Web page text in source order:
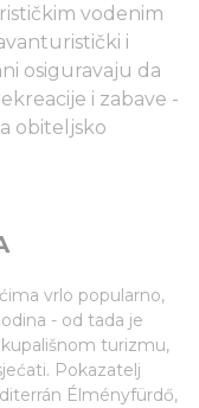
vodenim
i
osiguravaju da
i zabave -
obiteljsko
vrlo popularno,
- od tada je
turizmu,
Pokazatelj
Élményfürdő,